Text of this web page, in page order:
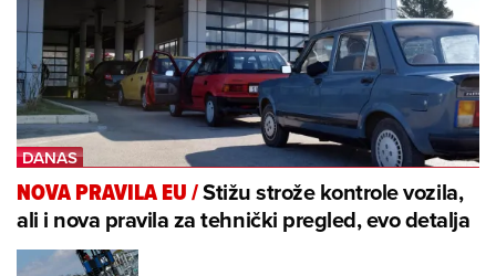
NOVA PRAVILA EU/Stižu strože kontrole vozila,
ali i nova pravila za tehnički pregled, evo detalja